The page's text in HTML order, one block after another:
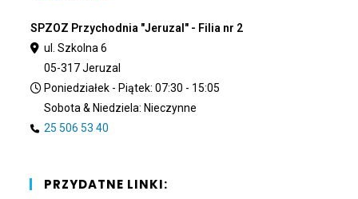
SPZOZ Przychodnia "Jeruzal" - Filia nr 2
ul. Szkolna 6
05-317 Jeruzal
Poniedziałek - Piątek: 07:30 - 15:05
Sobota & Niedziela: Nieczynne
25 506 53 40
PRZYDATNE LINKI: